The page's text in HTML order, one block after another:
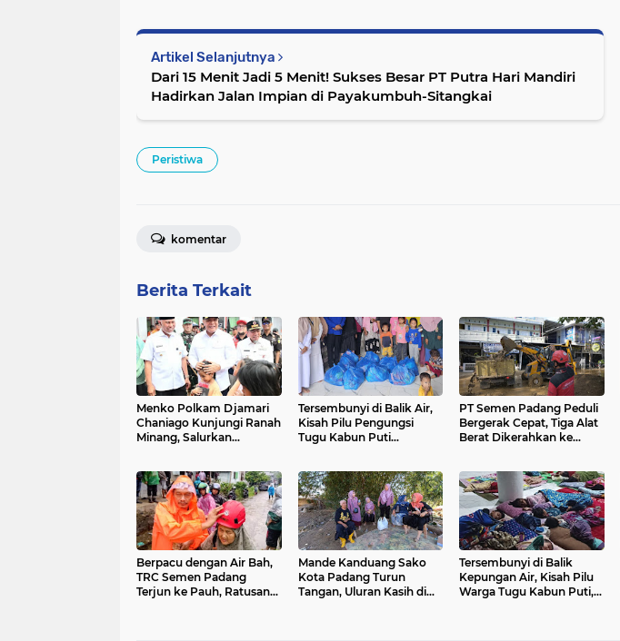
Artikel Selanjutnya
Dari 15 Menit Jadi 5 Menit! Sukses Besar PT Putra Hari Mandiri
Hadirkan Jalan Impian di Payakumbuh-Sitangkai
Peristiwa
komentar
Berita Terkait
Menko Polkam Djamari
Chaniago Kunjungi Ranah
Minang, Salurkan
Padang
Tersembunyi di Balik Air,
Kisah Pilu Pengungsi
Tugu Kabun Puti
Tiba
PT Semen Padang Peduli
Bergerak Cepat, Tiga Alat
Berat Dikerahkan ke
Berpacu dengan Air Bah,
TRC Semen Padang
Terjun ke Pauh, Ratusan
Mande Kanduang Sako
Kota Padang Turun
Tangan, Uluran Kasih di
Tersembunyi di Balik
Kepungan Air, Kisah Pilu
Warga Tugu Kabun Puti,